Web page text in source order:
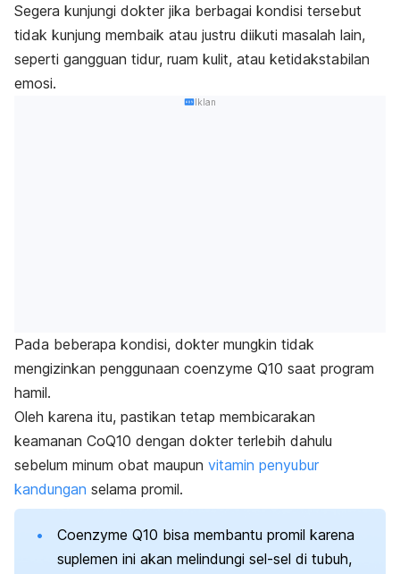
Segera kunjungi dokter jika berbagai kondisi tersebut
tidak kunjung membaik atau justru diikuti masalah lain,
seperti gangguan tidur, ruam kulit, atau ketidakstabilan
emosi.
Iklan
Pada beberapa kondisi, dokter mungkin tidak
mengizinkan penggunaan coenzyme Q10 saat program
hamil.
Oleh karena itu, pastikan tetap membicarakan
keamanan CoQ10 dengan dokter terlebih dahulu
sebelum minum obat maupun vitamin penyubur
kandungan selama promil.
Coenzyme Q10 bisa membantu promil karena
suplemen ini akan melindungi sel-sel di tubuh,